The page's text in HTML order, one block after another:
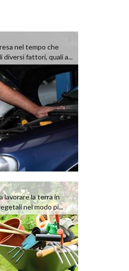
nel tempo che
diversi fattori, quali a...
lavorare la terra in
nel modo pi...